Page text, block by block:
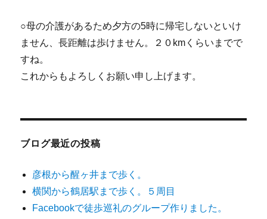
○母の介護があるため夕方の5時に帰宅しないといけ
ません、長距離は歩けません。２０kmくらいまでで
すね。
これからもよろしくお願い申し上げます。
ブログ最近の投稿
彦根から醒ヶ井まで歩く。
横関から鶴居駅まで歩く。５周目
Facebookで徒歩巡礼のグループ作りました。